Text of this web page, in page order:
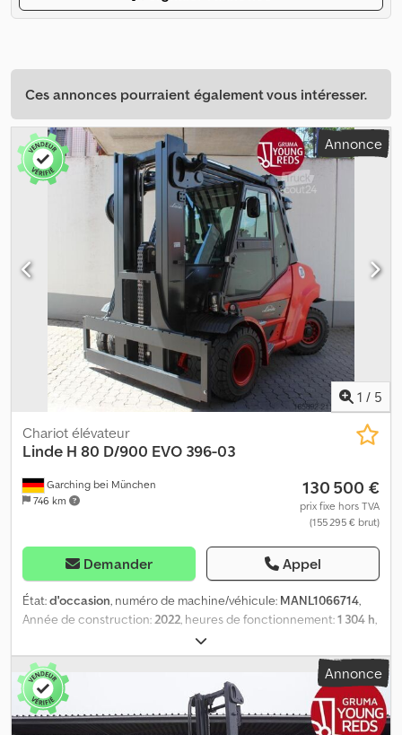
Ces annonces pourraient également vous intéresser.
Annonce
1 / 5
Garching bei München
746 km
Chariot élévateur
Linde H 80 D/900 EVO 396-03
130 500 €
prix fixe hors TVA
(155 295 € brut)
Demander Appel
État:d'occasion, numéro de machine/véhicule: MANL1066714,
Année de construction: 2022 , heures de fonctionnement:1 304 h
, hauteur de levage:
libre:1 410 mm, centre de gravité de la charge:900 mm, type de
mât:triplex
, longueur des
fourches:
, taille du pneu avant:
, taille de pneu
arrière:315/70-15, poids à vide:14 874 kg, hauteur totale:
2 860
Annonce